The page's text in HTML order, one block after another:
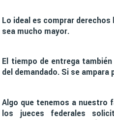
Lo ideal es comprar
sea mucho mayor.
El tiempo de entrega
del demandado. Si se ampara
Algo que tenemos a nuestro
los jueces federales